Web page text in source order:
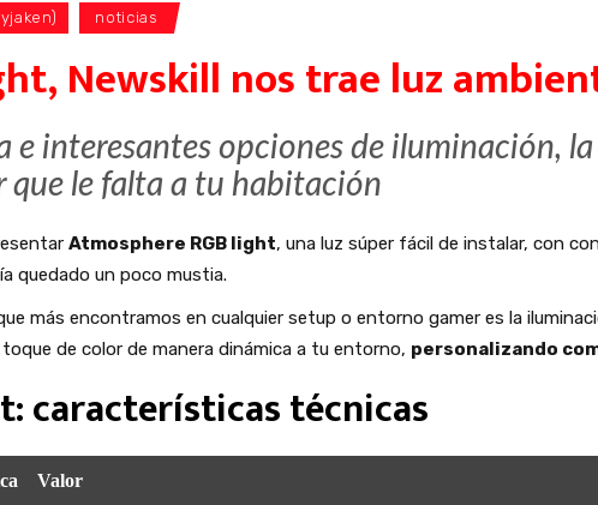
noticias
Newskill nos trae luz
e interesantes opciones de iluminación, la
que le falta a tu habitación
Atmosphere RGB light, una luz súper fácil de instalar, con
quedado un poco mustia.
más encontramos en cualquier setup o entorno gamer es la
de color de manera dinámica a tu entorno, personalizando
características técnicas
Valor